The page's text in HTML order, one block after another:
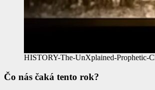
HISTORY-The-UnXplained-Prophetic-
Čo nás čaká tento rok?